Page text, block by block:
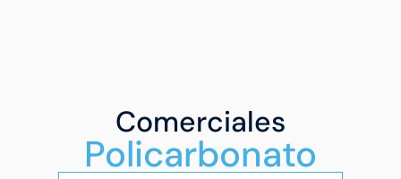
Comerciales
Policarbonato